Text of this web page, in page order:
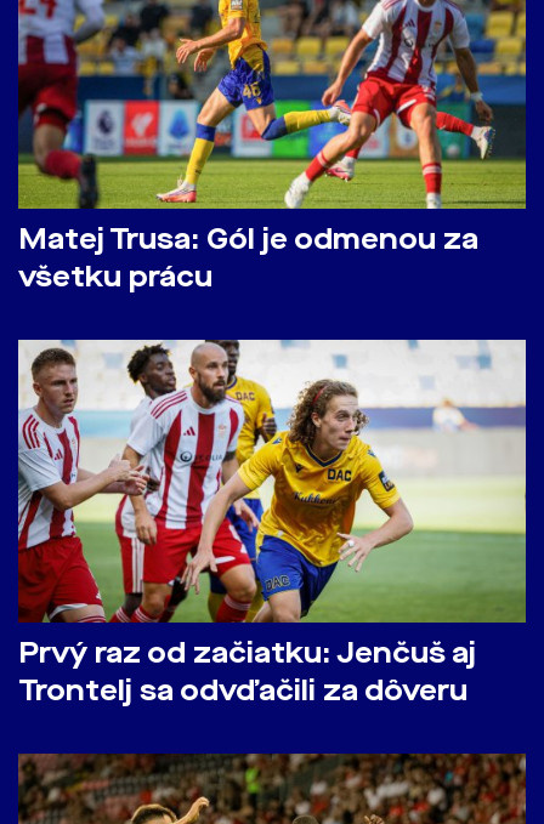
Matej Trusa: Gól je odmenou za
všetku prácu
Prvý raz od začiatku: Jenčuš aj
Trontelj sa odvďačili za dôveru